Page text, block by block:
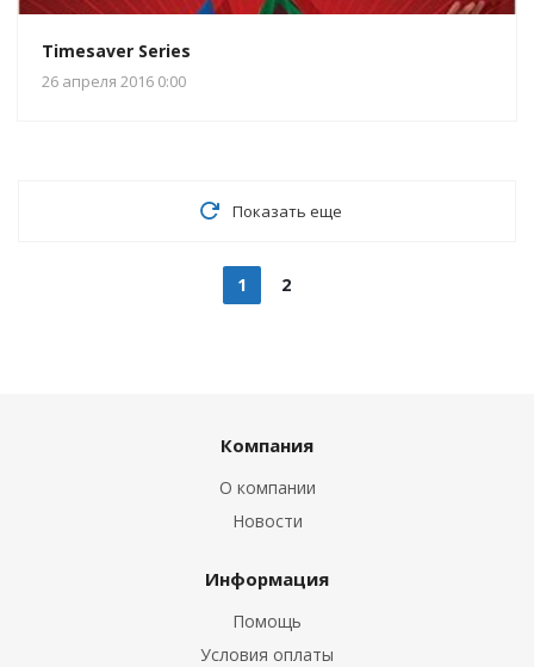
Timesaver Series
26 апреля 2016 0:00
Показать еще
1 2
Компания
О компании
Новости
Информация
Помощь
Условия оплаты